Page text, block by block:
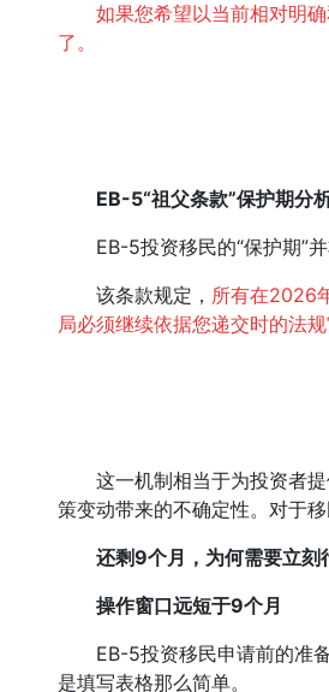
如果您希望以当前相对明
了。
EB-5“祖父条款”保护期分
EB-5投资移民的“保护期”并
该条款规定， 所有在2026
局必须继续依据您递交时的法规
这一机制相当于为投资者提
策变动带来的不确定性。对于
还剩9个月，为何需要立刻
操作窗口远短于9个月
EB-5投资移民申请前的准备
是填写表格那么简单。